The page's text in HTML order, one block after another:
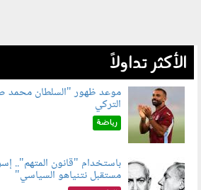
الأكثر تداولاً
090802.jpg
موعد ظهور "السلطان محمد
التركي
رياضة
090801.jpg
باستخدام "قانون المتهم"..
مستقبل نتنياهو السياسي"